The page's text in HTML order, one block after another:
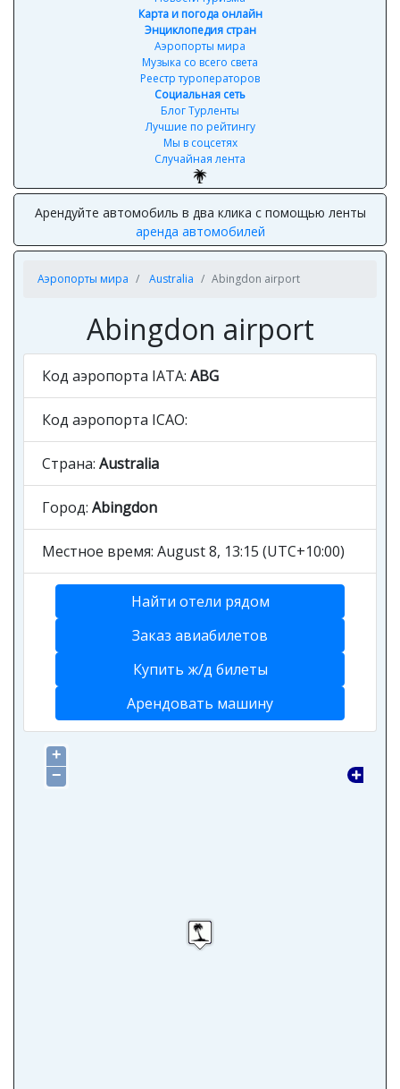
Карта и погода онлайн
Энциклопедия стран
Аэропорты мира
Музыка со всего света
Реестр туроператоров
Социальная сеть
Блог Турленты
Лучшие по рейтингу
Мы в соцсетях
Случайная лента
Арендуйте автомобиль в два клика с помощью ленты
аренда автомобилей
Аэропорты мира Australia Abingdon airport
Abingdon airport
Код аэропорта IATA: ABG
Код аэропорта ICAO:
Страна: Australia
Город: Abingdon
Местное время: August 8, 13:15 (UTC+10:00)
Найти отели рядом
Заказ авиабилетов
Купить ж/д билеты
Арендовать машину
+
−